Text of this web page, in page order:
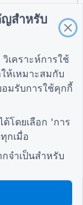
อนไข
ยบายความเป็นส่วน
reserved.
สำหรับ
เคราะห์การใช้
ห้เหมาะสมกับ
มรับการใช้คุกกี้
โดยเลือก 'การ
กเมื่อ
จำเป็นสำหรับ